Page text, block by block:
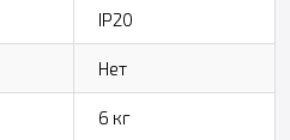
IP20
Нет
6 кг